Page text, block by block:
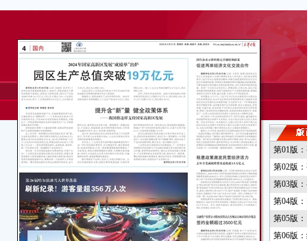
第01版
第02版
第03版
第04版
第05版
第06版